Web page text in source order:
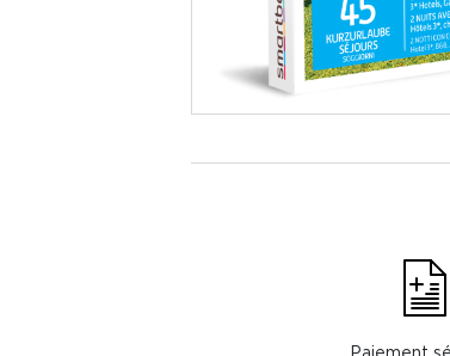
Paiement